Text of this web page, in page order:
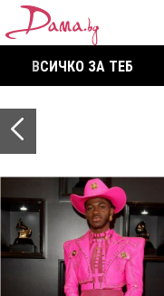
ВСИЧКО ЗА ТЕБ